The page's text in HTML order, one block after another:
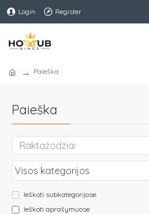
Login Register
Paieška
Paieška
Ieškoti subkategorijose
Ieškoti aprašymuose